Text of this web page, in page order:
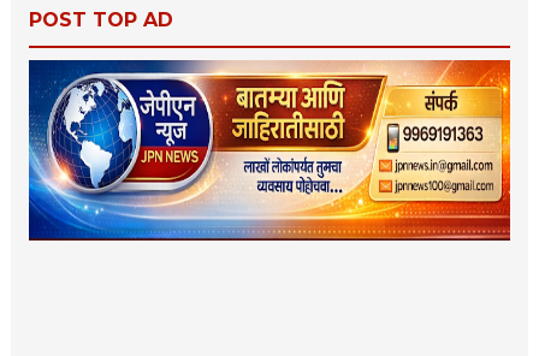
POST TOP AD